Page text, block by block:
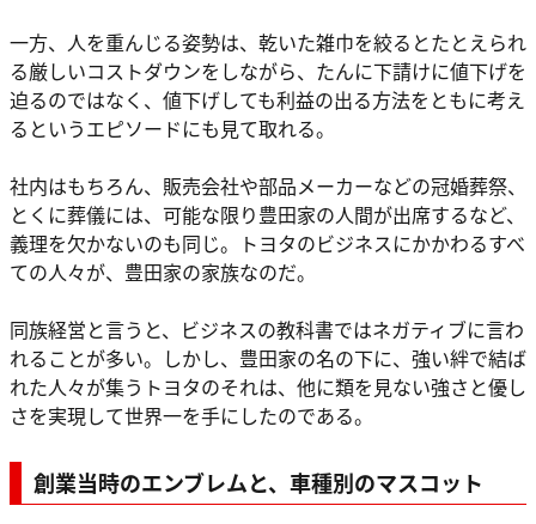
一方、人を重んじる姿勢は、乾いた雑巾を絞るとたとえられ
る厳しいコストダウンをしながら、たんに下請けに値下げを
迫るのではなく、値下げしても利益の出る方法をともに考え
るというエピソードにも見て取れる。
社内はもちろん、販売会社や部品メーカーなどの冠婚葬祭、
とくに葬儀には、可能な限り豊田家の人間が出席するなど、
義理を欠かないのも同じ。トヨタのビジネスにかかわるすべ
ての人々が、豊田家の家族なのだ。
同族経営と言うと、ビジネスの教科書ではネガティブに言わ
れることが多い。しかし、豊田家の名の下に、強い絆で結ば
れた人々が集うトヨタのそれは、他に類を見ない強さと優し
さを実現して世界一を手にしたのである。
創業当時のエンブレムと、車種別のマスコット